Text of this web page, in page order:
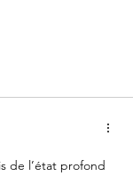
de l’état profond